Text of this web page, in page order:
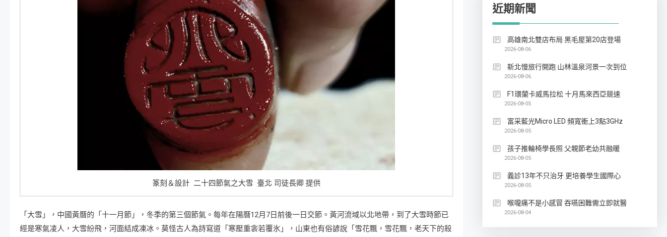
篆刻＆設計 二十四節氣之大雪 臺北 司徒長卿 提供
「大雪」，中國黃曆的「十一月節」，冬季的第三個節氣。每年在陽曆12月7日前後一日交節。黃河流域以北地帶，到了大雪時節已
經是寒氣凌人，大雪紛飛，河面結成凍冰。莫怪古人為詩寫道「寒壓重衾若覆氷」，山東也有俗諺說「雪花飄，雪花飄，老天下的殺
近期新聞
高雄南北雙店布局 黑毛屋第20店登場
2026-08-06
新北慢旅行開跑 山林溫泉河景一次到位
2026-08-06
F1環蘭卡威馬拉松 十月馬來西亞競速
2026-08-05
富采藍光Micro LED 頻寬衝上3點3GHz
2026-08-05
孩子推輪椅學長照 父親節老幼共融暖
2026-08-05
義診13年不只治牙 更培養學生國際心
2026-08-05
喉嚨痛不是小感冒 吞嚥困難需立即就醫
2026-08-04